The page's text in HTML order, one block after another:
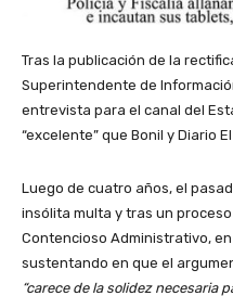
Tras la publicación de la
Superintendente de
entrevista para el canal del
“excelente” que Bonil y Diario
Luego de cuatro años, el
insólita multa y tras un
Contencioso Administrativo,
sustentando en que el
“carece de la solidez necesaria